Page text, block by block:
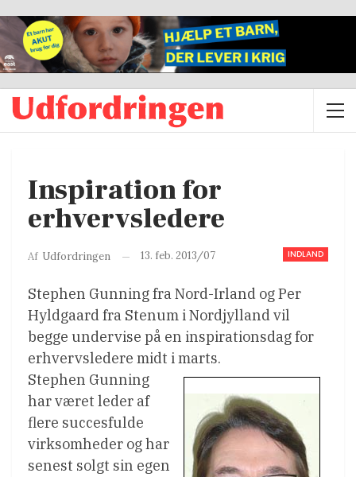
Inspiration for
erhvervsledere
INDLAND
Af Udfordringen 13. feb. 2013/07
Stephen Gunning fra Nord-Irland og Per
Hyldgaard fra Stenum i Nordjylland vil
begge undervise på en inspirationsdag for
erhvervsledere midt i marts.
Stephen Gunning
har været leder af
flere succesfulde
virksomheder og har
senest solgt sin egen